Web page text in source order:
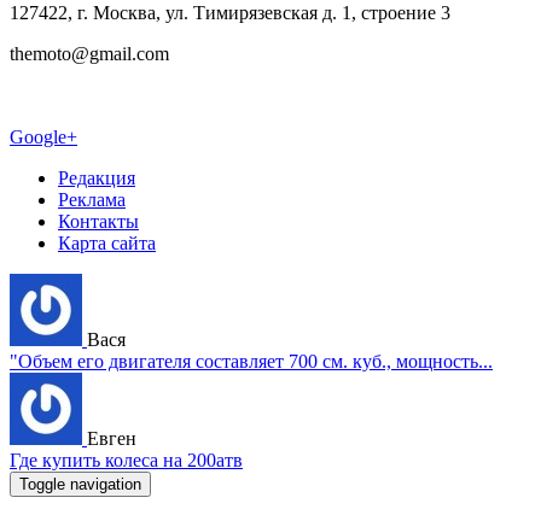
127422, г. Москва, ул. Тимирязевская д. 1, строение 3
themoto@gmail.com
Google+
Редакция
Реклама
Контакты
Карта сайта
Вася
"Объем его двигателя составляет 700 см. куб., мощность...
Евген
Где купить колеса на 200атв
Toggle navigation